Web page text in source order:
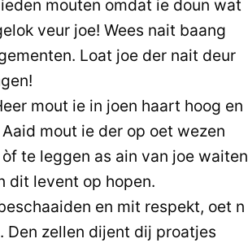
mouten omdat ie doun wat
veur joe! Wees nait baang
Loat joe der nait deur
mout ie in joen haart hoog en
mout ie der op oet wezen
te leggen as ain van joe waiten
dit levent op hopen.
en mit respekt, oet n
Den zellen dijent dij proatjes